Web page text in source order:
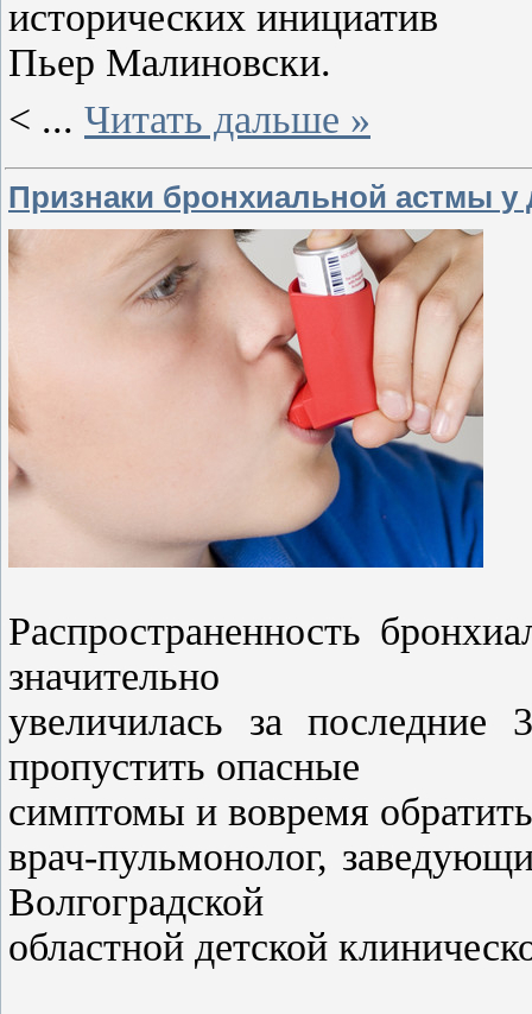
исторических инициатив
Пьер Малиновски.
< ... Читать дальше »
Признаки бронхиальной астмы у
Распространенность
значительно
увеличилась за
пропустить опасные
симптомы и вовремя
врач-пульмонолог,
Волгоградской
областной детской